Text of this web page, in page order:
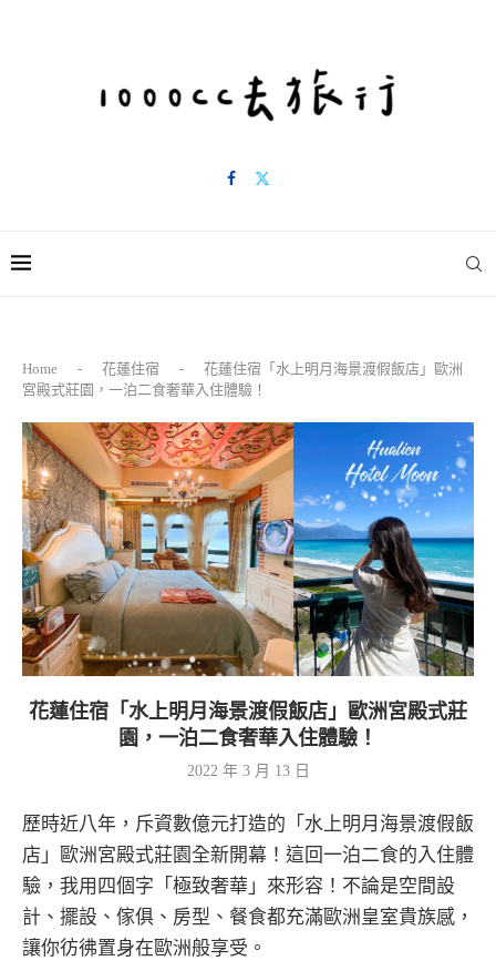
Home - 花蓮住宿 -
花蓮住宿「水上明月海景渡假飯店」歐洲
宮殿式莊園，一泊二食奢華入住體驗！
花蓮住宿「水上明月海景渡假飯店」歐洲宮殿式莊
園，一泊二食奢華入住體驗！
2022 年 3 月 13 日
歷時近八年，斥資數億元打造的「水上明月海景渡假飯
店」歐洲宮殿式莊園全新開幕！這回一泊二食的入住體
驗，我用四個字「極致奢華」來形容！不論是空間設
計、擺設、傢俱、房型、餐食都充滿歐洲皇室貴族感，
讓你彷彿置身在歐洲般享受。